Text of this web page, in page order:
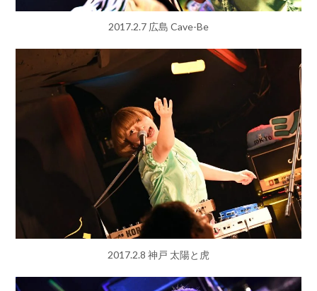
2017.2.7 広島 Cave-Be
2017.2.8 神戸 太陽と虎